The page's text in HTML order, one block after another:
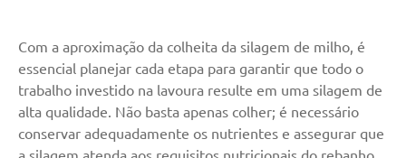
Com a aproximação da colheita da silagem de milho, é
essencial planejar cada etapa para garantir que todo o
trabalho investido na lavoura resulte em uma silagem de
alta qualidade. Não basta apenas colher; é necessário
conservar adequadamente os nutrientes e assegurar que
a silagem atenda aos requisitos nutricionais do rebanho.